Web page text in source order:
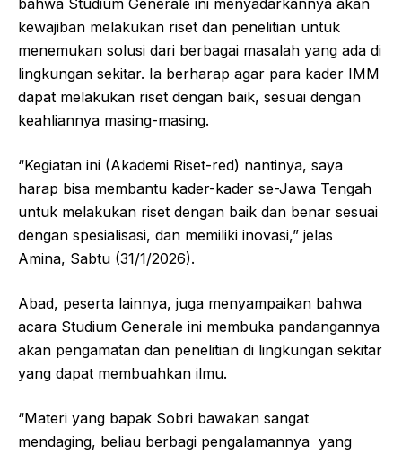
kewajiban melakukan riset dan penelitian untuk
menemukan solusi dari berbagai masalah yang ada di
lingkungan sekitar. Ia berharap agar para kader IMM
dapat melakukan riset dengan baik, sesuai dengan
keahliannya masing-masing.
“Kegiatan ini (Akademi Riset-red) nantinya, saya
harap bisa membantu kader-kader se-Jawa Tengah
untuk melakukan riset dengan baik dan benar sesuai
dengan spesialisasi, dan memiliki inovasi,” jelas
Amina, Sabtu (31/1/2026).
Abad, peserta lainnya, juga menyampaikan bahwa
acara Studium Generale ini membuka pandangannya
akan pengamatan dan penelitian di lingkungan sekitar
yang dapat membuahkan ilmu.
“Materi yang bapak Sobri bawakan sangat
mendaging, beliau berbagi pengalamannya yang